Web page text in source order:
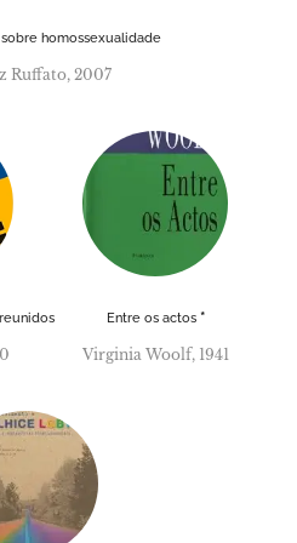
homossexualidade
Ruffato, 2007
Entre os actos*
Virginia Woolf, 1941